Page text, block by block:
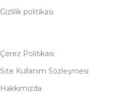
Gizlilik politikası
Çerez Politikası
Site Kullanım Sözleşmesi
Hakkımızda